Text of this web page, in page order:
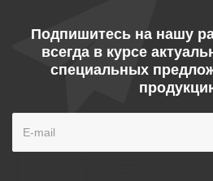
Подпишитесь на нашу
всегда в курсе
специальных